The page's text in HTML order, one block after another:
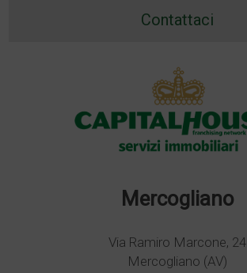
Contattaci
Mercogliano
Via Ramiro Marcone, 24
Mercogliano (AV)